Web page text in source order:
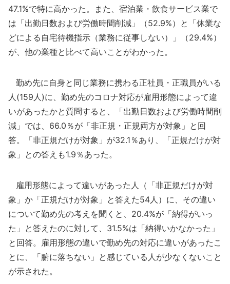
47.1%で特に高かった。また、宿泊業・飲食サービス業で
は「出勤日数および労働時間削減」（52.9%）と「休業な
どによる自宅待機指示（業務に従事しない）」（29.4%）
が、他の業種と比べて高いことがわかった。
勤め先に自身と同じ業務に携わる正社員・正職員がいる
人(159人)に、勤め先のコロナ対応が雇用形態によって違
いがあったかと質問すると、「出勤日数および労働時間削
減」では、66.0％が「非正規・正規両方が対象」と回
答。「非正規だけが対象」が32.1％あり、「正規だけが対
象」との答えも1.9％あった。
雇用形態によって違いがあった人（「非正規だけが対
象」か「正規だけが対象」と答えた54人）に、その違い
について勤め先の考えを聞くと、20.4%が「納得がいっ
た」と答えたのに対して、31.5%は「納得いかなかった」
と回答。雇用形態の違いで勤め先の対応に違いがあったこ
とに、「腑に落ちない」と感じている人が少なくないこと
が示された。